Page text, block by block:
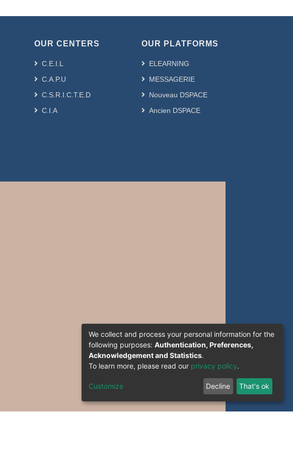
OUR CENTERS
C.E.I.L
C.A.P.U
C.S.R.I.C.T.E.D
C.I.A
OUR PLATFORMS
ELEARNING
MESSAGERIE
Nouveau DSPACE
Ancien DSPACE
We collect and process your personal information for the
following purposes: Authentication, Preferences,
Acknowledgement and Statistics.
To learn more, please read our privacy policy.
Customize Decline That's ok